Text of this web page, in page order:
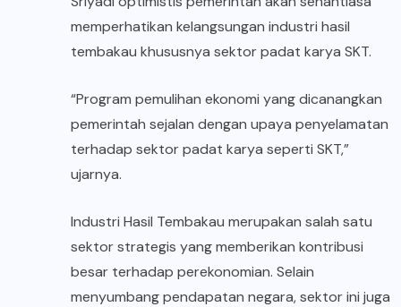
memperhatikan kelangsungan industri hasil
tembakau khususnya sektor padat karya SKT.
“Program pemulihan ekonomi yang dicanangkan
pemerintah sejalan dengan upaya penyelamatan
terhadap sektor padat karya seperti SKT,”
ujarnya.
Industri Hasil Tembakau merupakan salah satu
sektor strategis yang memberikan kontribusi
besar terhadap perekonomian. Selain
menyumbang pendapatan negara, sektor ini juga